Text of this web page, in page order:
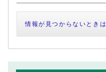
情報が見つからないときは